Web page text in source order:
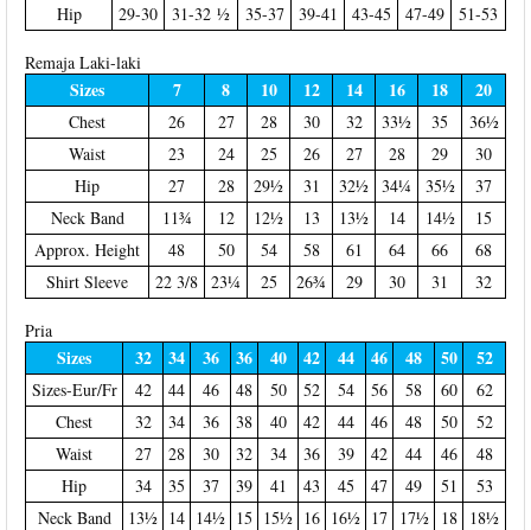
Hip
29-30 31-32 ½ 35-37 39-41 43-45 47-49 51-53
Remaja Laki-laki
Sizes 7 8 10 12 14 16 18 20
Chest 26 27 28 30 32 33½ 35
36½
Waist
23 24 25 26 27 28 29
30
Hip
27 28 29½ 31 32½ 34¼ 35½
37
Neck Band
11¾ 12 12½ 13 13½ 14 14½
15
Approx. Height
48 50 54 58 61 64 66
68
Shirt Sleeve
22 3/8 23¼ 25 26¾ 29 30 31 32
Pria
Sizes 32 34 36 36 40 42 44 46 48 50 52
Sizes-Eur/Fr 42 44 46 48 50 52 54 56 58 60
62
Chest
32 34 36 38 40 42 44 46 48 50
52
Waist
27 28 30 32 34 36 39 42 44 46
48
Hip
34 35 37 39 41 43 45 47 49 51
53
Neck Band
13½ 14 14½ 15 15½ 16 16½ 17 17½ 18
18½